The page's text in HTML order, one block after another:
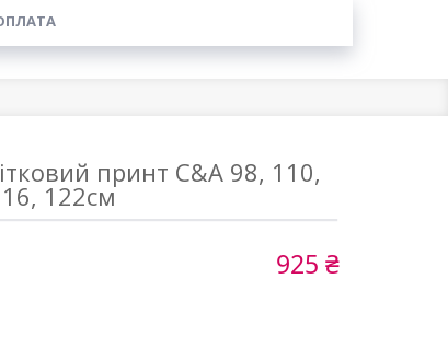
принт C&A 98, 110,
122см
925 ₴